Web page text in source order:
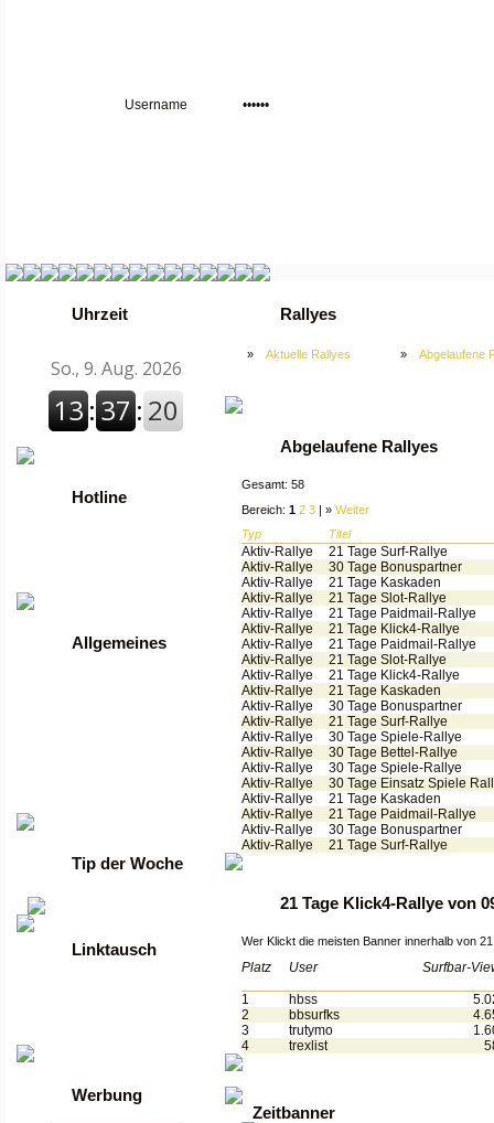
Uhrzeit
Hotline
Allgemeines
Tip der Woche
Linktausch
Werbung
Rallyes
» Aktuelle Rallyes » Abgelaufene
Abgelaufene Rallyes
Gesamt: 58
Bereich: 1 2 3 | » Weiter
Typ
Titel
Aktiv-Rallye
21 Tage Surf-Rallye
Aktiv-Rallye
30 Tage Bonuspartner
Aktiv-Rallye
21 Tage Kaskaden
Aktiv-Rallye
21 Tage Slot-Rallye
Aktiv-Rallye
21 Tage Paidmail-Rallye
Aktiv-Rallye
21 Tage Klick4-Rallye
Aktiv-Rallye
21 Tage Paidmail-Rallye
Aktiv-Rallye
21 Tage Slot-Rallye
Aktiv-Rallye
21 Tage Klick4-Rallye
Aktiv-Rallye
21 Tage Kaskaden
Aktiv-Rallye
30 Tage Bonuspartner
Aktiv-Rallye
21 Tage Surf-Rallye
Aktiv-Rallye
30 Tage Spiele-Rallye
Aktiv-Rallye
30 Tage Bettel-Rallye
Aktiv-Rallye
30 Tage Spiele-Rallye
Aktiv-Rallye
30 Tage Einsatz Spiele
Aktiv-Rallye
21 Tage Kaskaden
Aktiv-Rallye
21 Tage Paidmail-Rallye
Aktiv-Rallye
30 Tage Bonuspartner
Aktiv-Rallye
21 Tage Surf-Rallye
21 Tage Klick4-Rallye von
Wer Klickt die meisten Banner innerhalb von
Platz User Surfbar-
1 hbss
2
bbsurfks
3
trutymo
4
trexlist
Zeitbanner